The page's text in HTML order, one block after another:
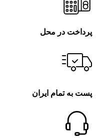
پرداخت در محل
پست به تمام ایران